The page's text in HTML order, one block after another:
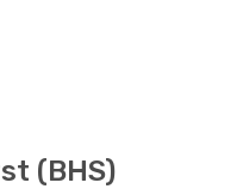
(BHS)